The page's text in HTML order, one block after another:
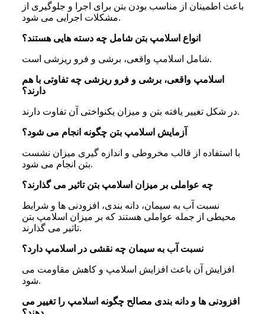
باعث اطمینان از مناسب بودن بتن برای اجرا و جلوگیری از
مشکلات اجرایی می شود.
انواع اسلامپ بتن شامل چه دسته هایی هستند؟
شامل اسلامپ واقعی، برشی و فرو ریزشی است.
اسلامپ واقعی، برشی و فرو ریزشی چه تفاوتی با هم
دارند؟
در شکل تغییر یافته بتن و میزان یکنواختی آن تفاوت دارند.
آزمایش اسلامپ بتن چگونه انجام می شود؟
با استفاده از قالب مخروطی و اندازه گیری میزان نشست
بتن انجام می شود.
چه عواملی بر میزان اسلامپ بتن تاثیر می گذارند؟
نسبت آب به سیمان، دانه بندی، افزودنی ها و شرایط
محیطی از جمله عواملی هستند که بر میزان اسلامپ بتن
تاثیر می گذارند.
نسبت آب به سیمان چه نقشی در اسلامپ دارد؟
افزایش آن باعث افزایش اسلامپ و کاهش مقاومت می
شود.
افزودنی ها و دانه بندی مصالح چگونه اسلامپ را تغییر می